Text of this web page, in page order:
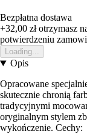
Bezpłatna dostawa
+32,00 złotrzymasz
potwierdzeniu
Loading...
Opis
Opracowane
skutecznie chronią
tradycyjnymi
oryginalnym stylem
wykończenie. Cechy: